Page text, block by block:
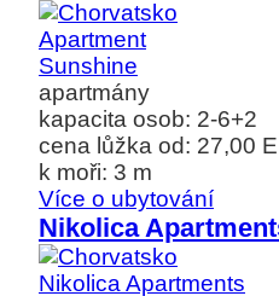
apartmány
kapacita osob: 2-6+2
cena lůžka od: 27,00
k moři: 3 m
Více o ubytování
Nikolica